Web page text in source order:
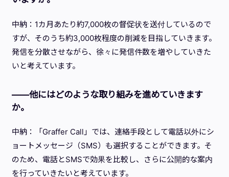
中納：1カ月あたり約7,000枚の督促状を送付しているので
すが、そのうち約3,000枚程度の削減を目指していきます。
発信を分散させながら、徐々に発信件数を増やしていきた
いと考えています。
——他にはどのような取り組みを進めていきます
か。
中納：「Graffer Call」では、連絡手段として電話以外にシ
ョートメッセージ（SMS）も選択することができます。そ
のため、電話とSMSで効果を比較し、さらに公開的な案内
を行っていきたいと考えています。